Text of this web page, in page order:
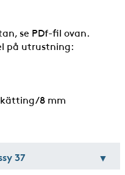
se PDf-fil ovan.
på utrustning:
kätting/8 mm
37